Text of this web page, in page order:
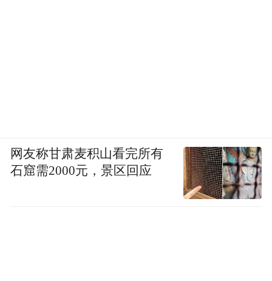
网友称甘肃麦积山看完所有
石窟需2000元，景区回应